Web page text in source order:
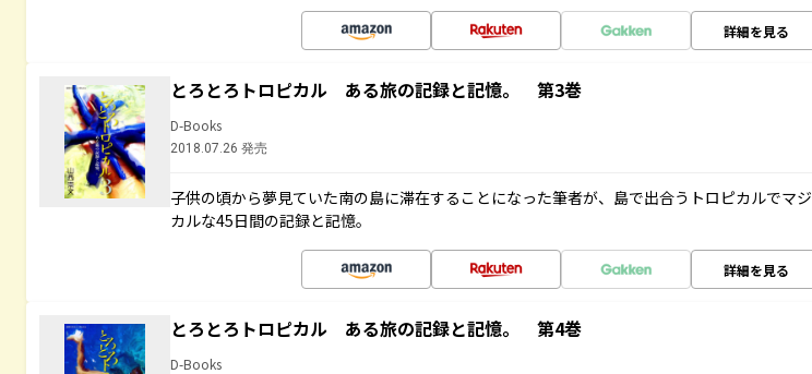
詳細を見る
とろとろトロピカル ある旅の記録と記憶。 第3巻
D-Books
2018.07.26 発売
子供の頃から夢見ていた南の島に滞在することになった筆者が、島で出合うトロピカルでマジ
カルな45日間の記録と記憶。
詳細を見る
とろとろトロピカル ある旅の記録と記憶。 第4巻
D-Books